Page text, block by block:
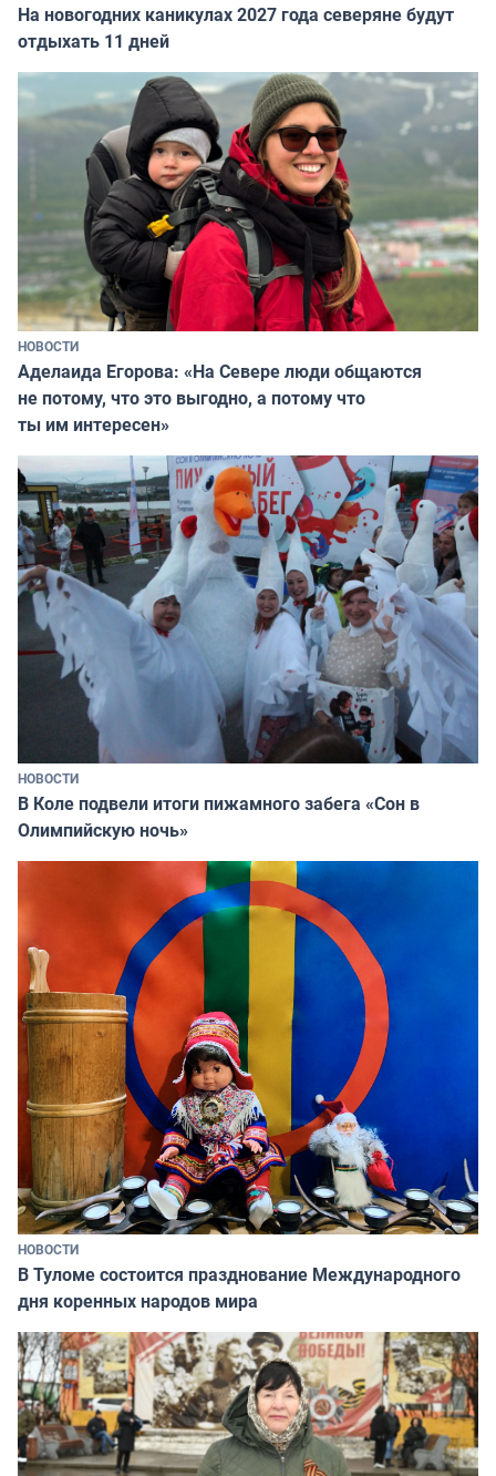
На новогодних каникулах 2027 года северяне будут
отдыхать 11 дней
НОВОСТИ
Аделаида Егорова: «На Севере люди общаются
не потому, что это выгодно, а потому что
ты им интересен»
НОВОСТИ
В Коле подвели итоги пижамного забега «Сон в
Олимпийскую ночь»
НОВОСТИ
В Туломе состоится празднование Международного
дня коренных народов мира